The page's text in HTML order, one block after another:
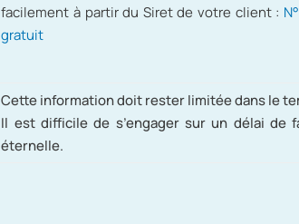
facilement à partir du Siret de votre client :
gratuit
Cette information doit rester limitée dans le
Il est difficile de s’engager sur un délai de
éternelle.